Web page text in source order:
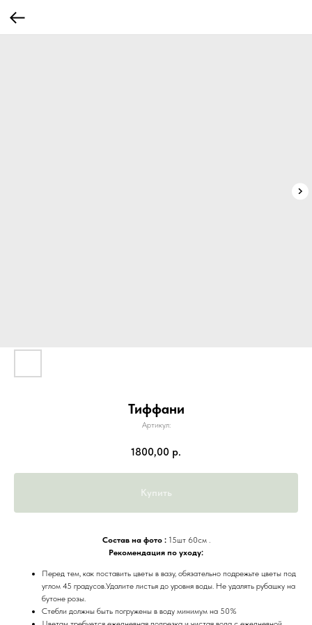
Тиффани
Артикул:
1800,00 р.
Купить
Состав на фото :15шт 60см .
Рекомендация по уходу:
Перед тем, как поставить цветы в вазу, обязательно подрежьте цветы под
углом 45 градусов.Удалите листья до уровня воды. Не удалять рубашку на
бутоне розы.
Стебли должны быть погружены в воду минимум на 50%